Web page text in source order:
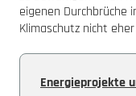
eigenen Durchbrüche
Klimaschutz nicht
Energieprojekte